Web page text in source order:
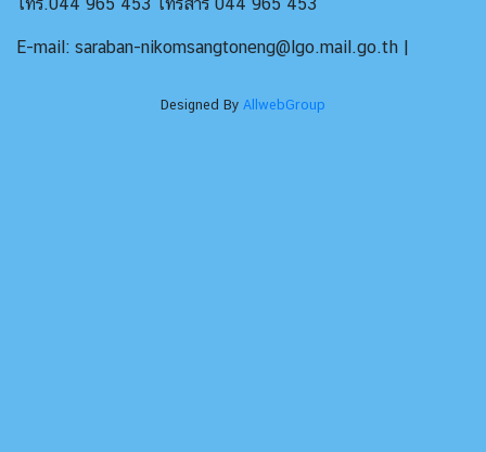
โทร.044 965 453 โทรสาร 044 965 453
E-mail: saraban-nikomsangtoneng@lgo.mail.go.th |
Designed By AllwebGroup